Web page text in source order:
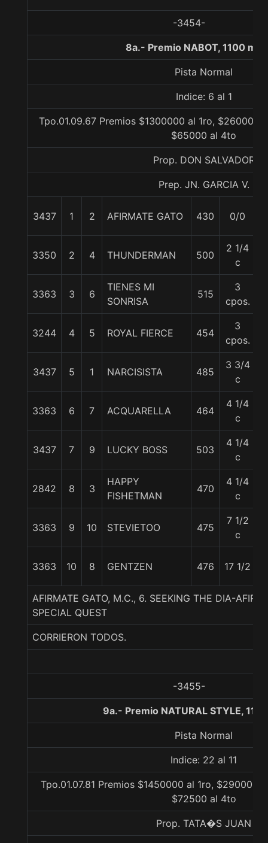
-3454-
8a.- Premio NABOT, 1100
Pista Normal
Indice: 6 al 1
Tpo.01.09.67 Premios $1300000 al 1ro, $260000
$65000 al 4to
Prop. DON SALVADOR
Prep. JN. GARCIA V.
3437 1 2 AFIRMATE GATO 430 0/0
3350 2 4 THUNDERMAN 500
2 1/4
c
3363 3 6
TIENES MI
SONRISA
515
3
cpos.
3244 4 5 ROYAL FIERCE 454
3
cpos.
3437 5 1 NARCISISTA 485
3 3/4
c
3363 6 7 ACQUARELLA 464
4 1/4
c
3437 7 9 LUCKY BOSS 503
4 1/4
c
2842 8 3
HAPPY
FISHETMAN
470
4 1/4
c
3363 9 10 STEVIETOO 475
7 1/2
c
3363 10 8 GENTZEN 476 17 1/2
AFIRMATE GATO, M.C., 6. SEEKING THE DIA-
SPECIAL QUEST
CORRIERON TODOS.
-3455-
9a.- Premio NATURAL STYLE,
Pista Normal
Indice: 22 al 11
Tpo.01.07.81 Premios $1450000 al 1ro, $290000
$72500 al 4to
Prop. TATA�S JUAN